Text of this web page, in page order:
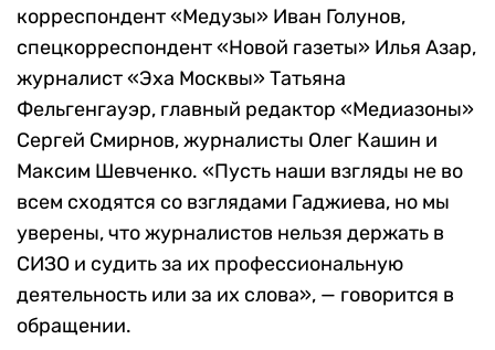
корреспондент «Медузы» Иван Голунов,
спецкорреспондент «Новой газеты» Илья Азар,
журналист «Эха Москвы» Татьяна
Фельгенгауэр, главный редактор «Медиазоны»
Сергей Смирнов, журналисты Олег Кашин и
Максим Шевченко. «Пусть наши взгляды не во
всем сходятся со взглядами Гаджиева, но мы
уверены, что журналистов нельзя держать в
СИЗО и судить за их профессиональную
деятельность или за их слова», — говорится в
обращении.